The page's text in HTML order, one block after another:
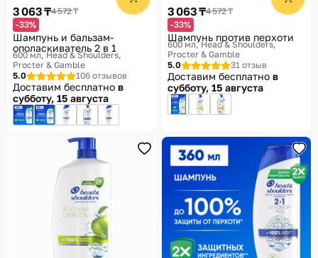
3 063 ₸4 572 ₸
-33%
Шампунь и бальзам-
ополаскиватель 2 в 1
600 мл Head & Shoulders,
Procter & Gamble
5.0
106 отзывов
Доставим бесплатно в
субботу, 15 августа
3 063 ₸4 572 ₸
-33%
Шампунь против перхоти
600 мл Head & Shoulders,
Procter & Gamble
5.0
31 отзыв
Доставим бесплатно в
субботу, 15 августа